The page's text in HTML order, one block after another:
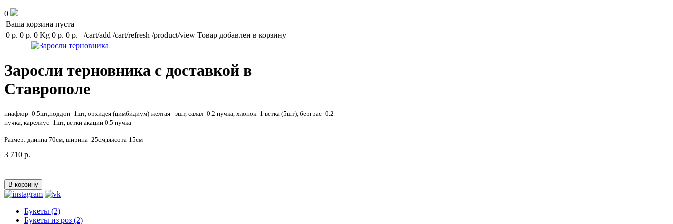
0
Ваша корзина пуста
0 р. 0 р. 0 Kg 0 р. 0 р. /cart/add /cart/refresh /product/view Товар добавлен в корзину
Заросли терновника с доставкой в
Ставрополе
пиафлор -0.5шт,поддон -1шт, орхидея (цимбидиум) желтая –зшт, салал -0.2 пучка, хлопок -1 ветка (5шт), берграс -0.2
пучка, карелиус -1шт, ветки акации 0.5 пучка
Размер: длинна 70см, ширина -25см,высота-15см
3 710 р.
Букеты (2)
Букеты из роз (2)